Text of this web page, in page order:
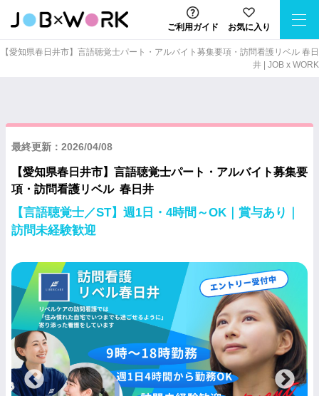
ご利用ガイド お気に入り
【愛知県春日井市】言語聴覚士パート・アルバイト募集要項・訪問看護リベル 春日
井 | JOB x WORK
最終更新：2026/04/08
【愛知県春日井市】言語聴覚士パート・アルバイト募集要
項・訪問看護リベル 春日井
【言語聴覚士／ST】週1日・4時間～OK｜賞与あり｜
訪問未経験歓迎